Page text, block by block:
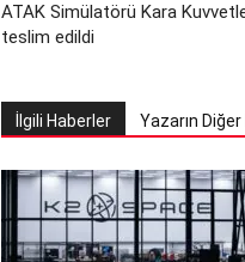
ATAK Simülatörü Kara
teslim edildi
İlgili Haberler Yazarın